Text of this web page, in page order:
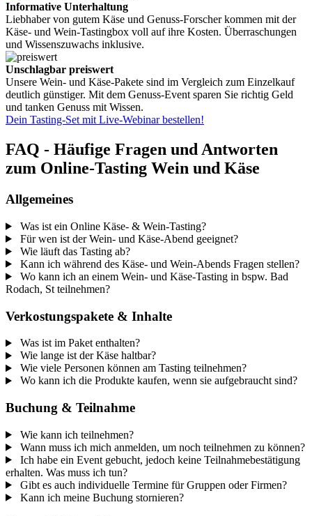
Informative Unterhaltung
Liebhaber von gutem Käse und Genuss-Forscher kommen mit der
Käse- und Wein-Tastingbox voll auf ihre Kosten. Überraschungen
und Wissenszuwachs inklusive.
Unschlagbar preiswert
Unsere Wein- und Käse-Pakete sind im Vergleich zum Einzelkauf
deutlich günstiger. Mit dem Genuss-Event sparen Sie richtig Geld
und tanken Genuss mit Wissen.
Dein Tasting-Set mit Live-Webinar bestellen!
FAQ - Häufige Fragen und Antworten
zum Online-Tasting Wein und Käse
Allgemeines
Was ist ein Online Käse- & Wein-Tasting?
Für wen ist der Wein- und Käse-Abend geeignet?
Wie läuft das Tasting ab?
Kann ich während des Käse- und Wein-Abends Fragen stellen?
Wo kann ich an einem Wein- und Käse-Tasting in bspw. Bad
Rodach, St teilnehmen?
Verkostungspakete & Inhalte
Was ist im Paket enthalten?
Wie lange ist der Käse haltbar?
Wie viele Personen können am Tasting teilnehmen?
Wo kann ich die Produkte kaufen, wenn sie aufgebraucht sind?
Buchung & Teilnahme
Wie kann ich teilnehmen?
Wann muss ich mich anmelden, um noch teilnehmen zu können?
Ich habe ein Event gebucht, jedoch keine Teilnahmebestätigung
erhalten. Was muss ich tun?
Gibt es auch individuelle Termine für Gruppen oder Firmen?
Kann ich meine Buchung stornieren?